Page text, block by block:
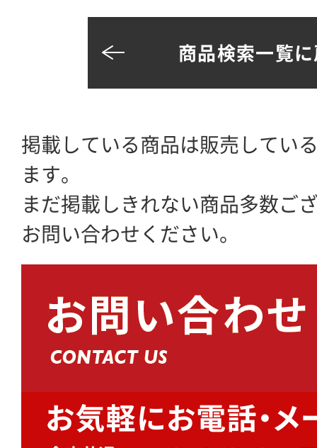
商品検索一覧
掲載している商品は販売してい
ます。
まだ掲載しきれない商品多数ご
お問い合わせください。